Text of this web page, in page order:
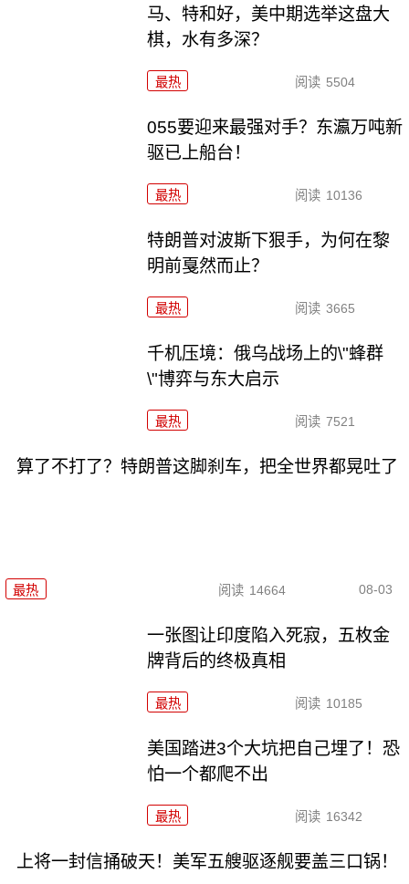
马、特和好，美中期选举这盘大
棋，水有多深？
最热 阅读 5504
055要迎来最强对手？东瀛万吨新
驱已上船台！
最热 阅读 10136
特朗普对波斯下狠手，为何在黎
明前戛然而止？
最热 阅读 3665
千机压境：俄乌战场上的\"蜂群
\"博弈与东大启示
最热 阅读 7521
算了不打了？特朗普这脚刹车，把全世界都晃吐了
最热 阅读 14664 08-03
一张图让印度陷入死寂，五枚金
牌背后的终极真相
最热 阅读 10185
美国踏进3个大坑把自己埋了！恐
怕一个都爬不出
最热 阅读 16342
上将一封信捅破天！美军五艘驱逐舰要盖三口锅！